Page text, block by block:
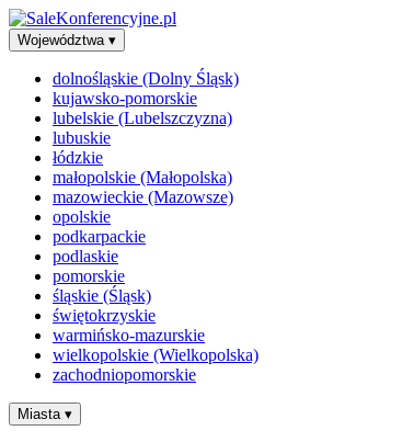
Województwa ▾
dolnośląskie (Dolny Śląsk)
kujawsko-pomorskie
lubelskie (Lubelszczyzna)
lubuskie
łódzkie
małopolskie (Małopolska)
mazowieckie (Mazowsze)
opolskie
podkarpackie
podlaskie
pomorskie
śląskie (Śląsk)
świętokrzyskie
warmińsko-mazurskie
wielkopolskie (Wielkopolska)
zachodniopomorskie
Miasta ▾